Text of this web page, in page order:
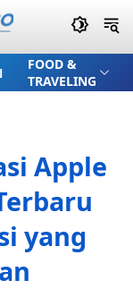
FOOD &
TRAVELING
Apple
yang